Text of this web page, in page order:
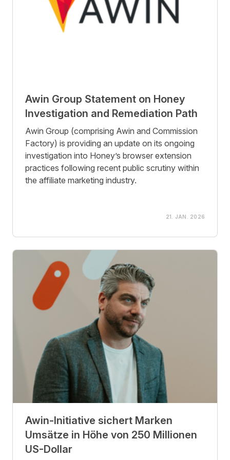
Awin Group Statement on Honey
Investigation and Remediation Path
Awin Group (comprising Awin and Commission
Factory) is providing an update on its ongoing
investigation into Honey’s browser extension
practices following recent public scrutiny within
the affiliate marketing industry.
21. JAN. 2026
Awin-Initiative sichert Marken
Umsätze in Höhe von 250 Millionen
US-Dollar